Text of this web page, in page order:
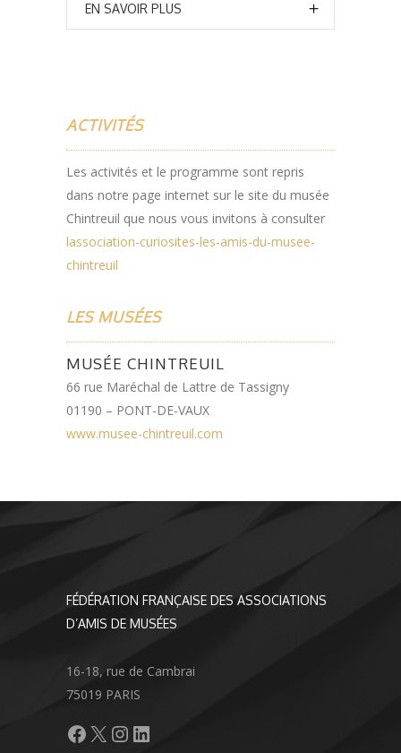
EN SAVOIR PLUS
ACTIVITÉS
Les activités et le programme sont repris
dans notre page internet sur le site du musée
Chintreuil que nous vous invitons à consulter
lassociation-curiosites-les-amis-du-musee-
chintreuil
LES MUSÉES
MUSÉE CHINTREUIL
66 rue Maréchal de Lattre de Tassigny
01190 – PONT-DE-VAUX
www.musee-chintreuil.com
FÉDÉRATION FRANÇAISE DES ASSOCIATIONS
D’AMIS DE MUSÉES
16-18, rue de Cambrai
75019 PARIS
Facebook
X Instagram
LinkedIn